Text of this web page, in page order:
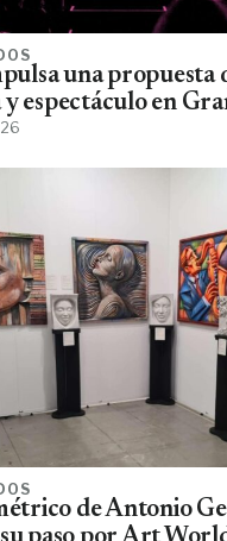
una propuesta
espectáculo en
de Antonio